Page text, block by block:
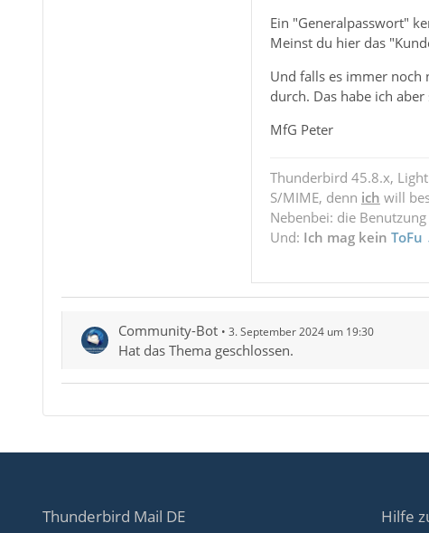
Ein "Generalpasswort"
Meinst du hier das
Und falls es immer
durch. Das habe ich
MfG Peter
Thunderbird 45.8.x,
S/MIME, denn ich will
Nebenbei: die
Und: Ich mag kein ToFu
Community-Bot 3. September 2024 um 19:30
Hat das Thema geschlossen.
Thunderbird Mail DE Hilfe